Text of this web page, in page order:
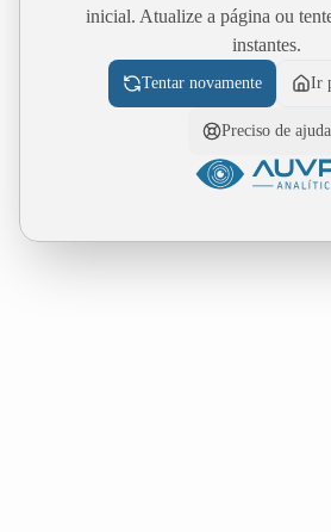
inicial. Atualize a página ou
instantes.
Tentar novamente Ir
Preciso de ajuda